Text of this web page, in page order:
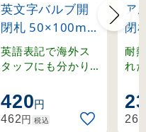
英文字バルブ開
閉札 50×100mm
片面表示
Normally
(168003)
英語表記で海外ス
タッフにも分かり
ト加工の硬質塩ビ
製。
420円
462円 税込
ア
閉
(赤
耐
れ
適
札
262